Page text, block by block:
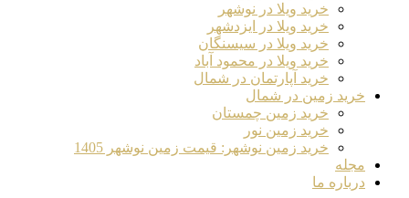
خرید ویلا در نوشهر
خرید ویلا در ایزدشهر
خرید ویلا در سیسنگان
خرید ویلا در محمود آباد
خرید آپارتمان در شمال
خرید زمین در شمال
خرید زمین چمستان
خرید زمین نور
خرید زمین نوشهر: قیمت زمین نوشهر 1405
مجله
درباره ما